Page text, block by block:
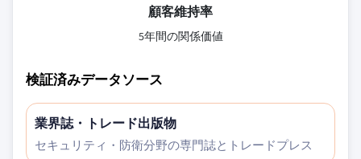
顧客維持率
5年間の関係価値
検証済みデータソース
業界誌・トレード出版物
セキュリティ・防衛分野の専門誌とトレードプレス